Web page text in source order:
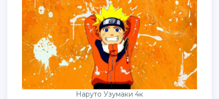
Наруто Узумаки 4к